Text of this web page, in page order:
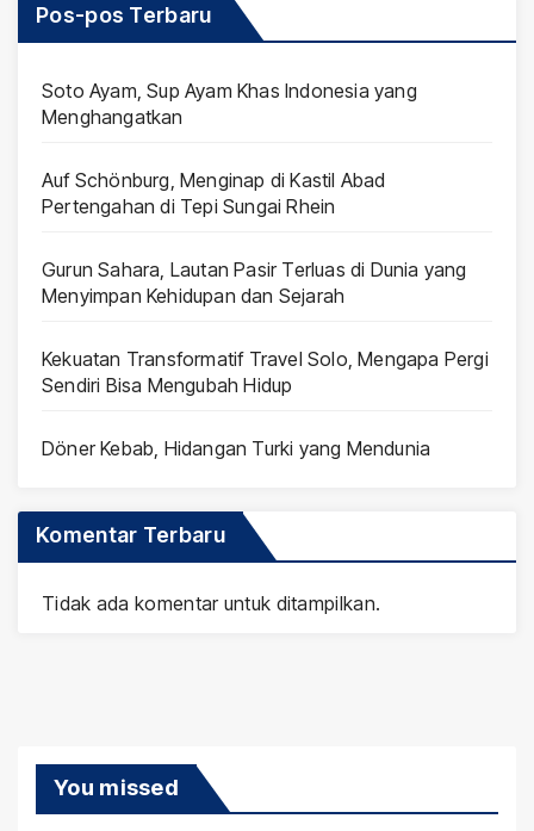
Pos-pos Terbaru
Soto Ayam, Sup Ayam Khas Indonesia yang
Menghangatkan
Auf Schönburg, Menginap di Kastil Abad
Pertengahan di Tepi Sungai Rhein
Gurun Sahara, Lautan Pasir Terluas di Dunia yang
Menyimpan Kehidupan dan Sejarah
Kekuatan Transformatif Travel Solo, Mengapa Pergi
Sendiri Bisa Mengubah Hidup
Döner Kebab, Hidangan Turki yang Mendunia
Komentar Terbaru
Tidak ada komentar untuk ditampilkan.
You missed